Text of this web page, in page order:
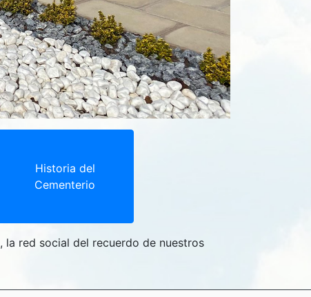
Historia del
Cementerio
, la red social del recuerdo de nuestros